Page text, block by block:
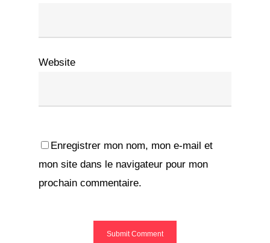
Website
Enregistrer mon nom, mon e-mail et
mon site dans le navigateur pour mon
prochain commentaire.